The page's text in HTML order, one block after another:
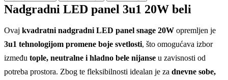
Nadgradni LED panel 3u1 20W beli
Ovaj kvadratni nadgradni LED panel snage 20W opremljen je
3u1 tehnologijom promene boje svetlosti, što omogućava izbor
između tople, neutralne i hladno bele nijanse u zavisnosti od
potreba prostora. Zbog te fleksibilnosti idealan je za dnevne sobe,